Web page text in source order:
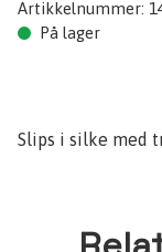
Artikkelnummer:
På lager
Slips i silke med